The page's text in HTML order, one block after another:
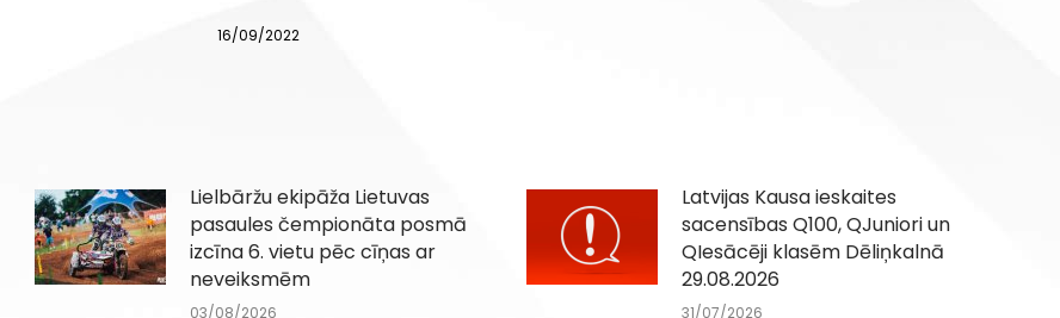
16/09/2022
Lielbāržu ekipāža Lietuvas
pasaules čempionāta posmā
izcīna 6. vietu pēc cīņas ar
neveiksmēm
03/08/2026
Latvijas Kausa ieskaites
sacensības Q100, QJuniori un
QIesācēji klasēm Dēliņkalnā
29.08.2026
31/07/2026